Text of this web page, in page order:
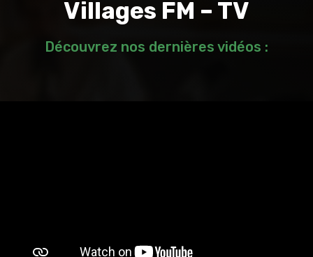
Villages FM – TV
Découvrez nos dernières vidéos :